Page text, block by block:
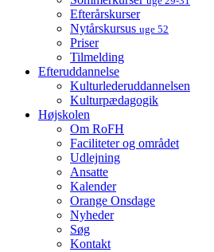
Efterårskurser
Nytårskursus uge 52
Priser
Tilmelding
Efteruddannelse
Kulturlederuddannelsen
Kulturpædagogik
Højskolen
Om RoFH
Faciliteter og området
Udlejning
Ansatte
Kalender
Orange Onsdage
Nyheder
Søg
Kontakt